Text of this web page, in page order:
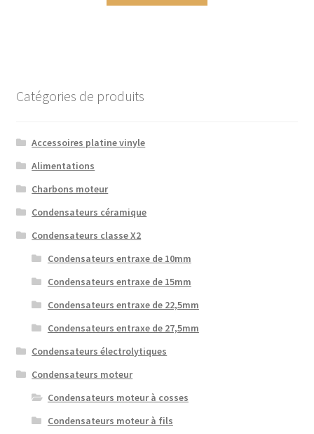
Catégories de produits
Accessoires platine vinyle
Alimentations
Charbons moteur
Condensateurs céramique
Condensateurs classe X2
Condensateurs entraxe de 10mm
Condensateurs entraxe de 15mm
Condensateurs entraxe de 22,5mm
Condensateurs entraxe de 27,5mm
Condensateurs électrolytiques
Condensateurs moteur
Condensateurs moteur à cosses
Condensateurs moteur à fils